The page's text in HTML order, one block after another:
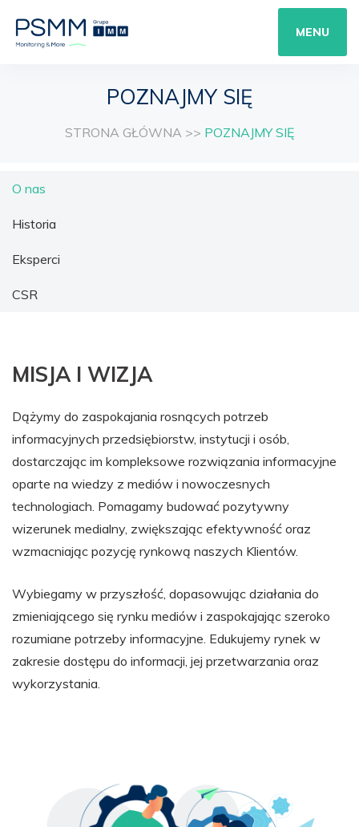
MENU
POZNAJMY SIĘ
STRONA GŁÓWNA >> POZNAJMY SIĘ
O nas
Historia
Eksperci
CSR
MISJA I WIZJA
Dążymy do zaspokajania rosnących potrzeb
informacyjnych przedsiębiorstw, instytucji i osób,
dostarczając im kompleksowe rozwiązania informacyjne
oparte na wiedzy z mediów i nowoczesnych
technologiach. Pomagamy budować pozytywny
wizerunek medialny, zwiększając efektywność oraz
wzmacniając pozycję rynkową naszych Klientów.
Wybiegamy w przyszłość, dopasowując działania do
zmieniającego się rynku mediów i zaspokajając szeroko
rozumiane potrzeby informacyjne. Edukujemy rynek w
zakresie dostępu do informacji, jej przetwarzania oraz
wykorzystania.